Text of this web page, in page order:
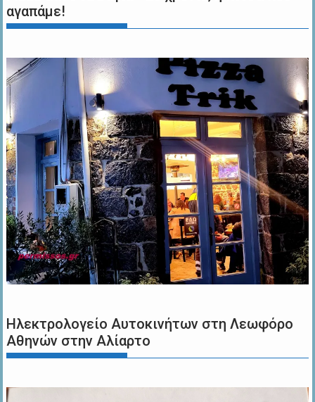
αγαπάμε!
Ηλεκτρολογείο Αυτοκινήτων στη Λεωφόρο
Αθηνών στην Αλίαρτο